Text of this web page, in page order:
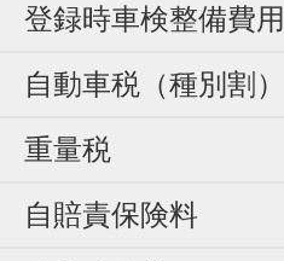
登録時車検整備費用
自動車税（種別割）
重量税
自賠責保険料